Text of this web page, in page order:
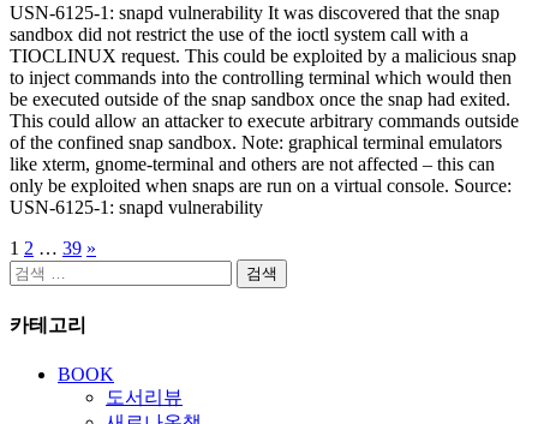
USN-6125-1: snapd vulnerability It was discovered that the snap
sandbox did not restrict the use of the ioctl system call with a
TIOCLINUX request. This could be exploited by a malicious snap
to inject commands into the controlling terminal which would then
be executed outside of the snap sandbox once the snap had exited.
This could allow an attacker to execute arbitrary commands outside
of the confined snap sandbox. Note: graphical terminal emulators
like xterm, gnome-terminal and others are not affected – this can
only be exploited when snaps are run on a virtual console. Source:
USN-6125-1: snapd vulnerability
글
페
이
1 2 … 39 »
검
카테고리
BOOK
도서리뷰